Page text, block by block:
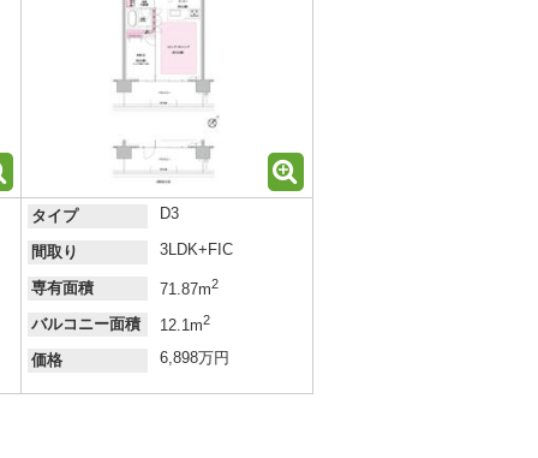
タイプ D3
間取り 3LDK+FIC
専有面積 71.87m2
バルコニー面積 12.1m2
価格 6,898万円